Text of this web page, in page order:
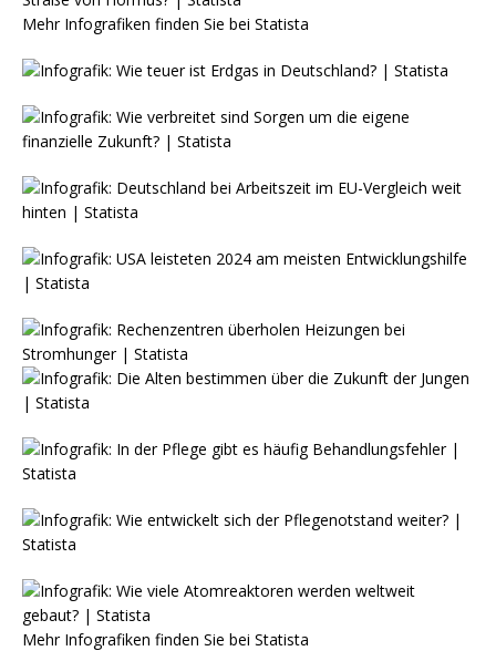
Mehr Infografiken finden Sie bei Statista
Mehr Infografiken finden Sie bei Statista